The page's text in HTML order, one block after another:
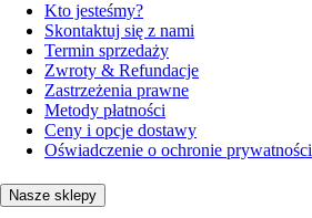
Kto jesteśmy?
Skontaktuj się z nami
Termin sprzedaży
Zwroty & Refundacje
Zastrzeżenia prawne
Metody płatności
Ceny i opcje dostawy
Oświadczenie o ochronie prywatności
Nasze sklepy